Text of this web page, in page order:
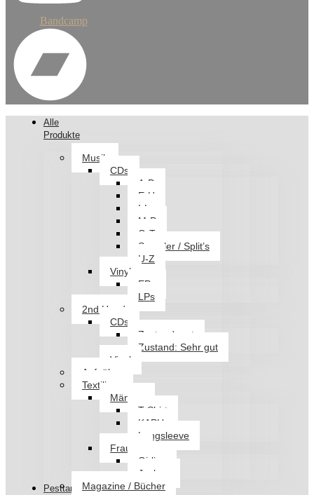
Bandcamp
Alle
Produkte
Musik
CDs
A-D
E-H
I-L
M-P
Q-T
Sampler / Split’s
U-Z
Vinyl
EPs
LPs
2nd Hand
CDs
Zustand: gut
Zustand: Sehr gut
Vinyl
Aufnäher
Textilien
Männer
T-Shirt
KAPU
Longsleeve
Frauen
Girlies
Jacken
Magazine / Bücher
Pesttanz